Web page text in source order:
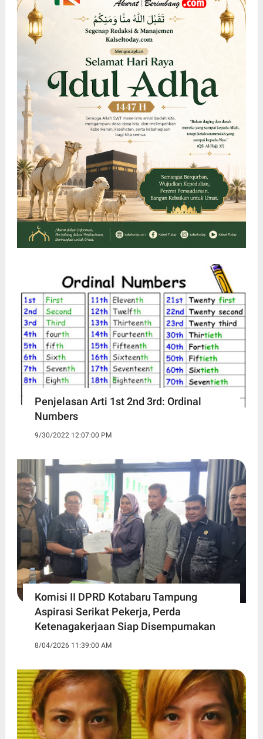
Penjelasan Arti 1st 2nd 3rd: Ordinal
Numbers
9/30/2022 12:07:00 PM
Komisi II DPRD Kotabaru Tampung
Aspirasi Serikat Pekerja, Perda
Ketenagakerjaan Siap Disempurnakan
8/04/2026 11:39:00 AM